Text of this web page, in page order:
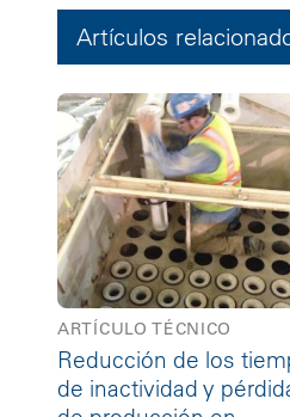
Artículos
ARTÍCULO TÉCNICO
Reducción de los
de inactividad y